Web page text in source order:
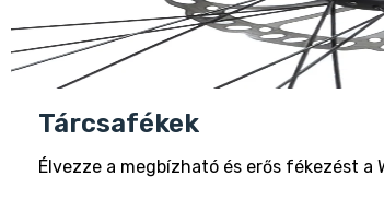
Tárcsafékek
Élvezze a megbízható és erős fékezést a